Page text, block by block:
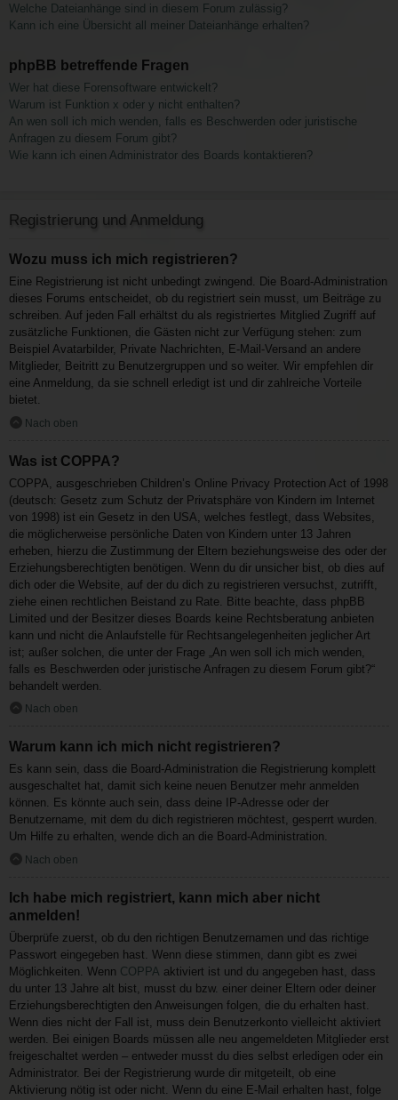
Welche Dateianhänge sind in diesem Forum zulässig?
Kann ich eine Übersicht all meiner Dateianhänge erhalten?
phpBB betreffende Fragen
Wer hat diese Forensoftware entwickelt?
Warum ist Funktion x oder y nicht enthalten?
An wen soll ich mich wenden, falls es Beschwerden oder juristische
Anfragen zu diesem Forum gibt?
Wie kann ich einen Administrator des Boards kontaktieren?
Registrierung und Anmeldung
Wozu muss ich mich registrieren?
Eine Registrierung ist nicht unbedingt zwingend. Die Board-Administration
dieses Forums entscheidet, ob du registriert sein musst, um Beiträge zu
schreiben. Auf jeden Fall erhältst du als registriertes Mitglied Zugriff auf
zusätzliche Funktionen, die Gästen nicht zur Verfügung stehen: zum
Beispiel Avatarbilder, Private Nachrichten, E-Mail-Versand an andere
Mitglieder, Beitritt zu Benutzergruppen und so weiter. Wir empfehlen dir
eine Anmeldung, da sie schnell erledigt ist und dir zahlreiche Vorteile
bietet.
Nach oben
Was ist COPPA?
COPPA, ausgeschrieben Children’s Online Privacy Protection Act of 1998
(deutsch: Gesetz zum Schutz der Privatsphäre von Kindern im Internet
von 1998) ist ein Gesetz in den USA, welches festlegt, dass Websites,
die möglicherweise persönliche Daten von Kindern unter 13 Jahren
erheben, hierzu die Zustimmung der Eltern beziehungsweise des oder der
Erziehungsberechtigten benötigen. Wenn du dir unsicher bist, ob dies auf
dich oder die Website, auf der du dich zu registrieren versuchst, zutrifft,
ziehe einen rechtlichen Beistand zu Rate. Bitte beachte, dass phpBB
Limited und der Besitzer dieses Boards keine Rechtsberatung anbieten
kann und nicht die Anlaufstelle für Rechtsangelegenheiten jeglicher Art
ist; außer solchen, die unter der Frage „An wen soll ich mich wenden,
falls es Beschwerden oder juristische Anfragen zu diesem Forum gibt?“
behandelt werden.
Nach oben
Warum kann ich mich nicht registrieren?
Es kann sein, dass die Board-Administration die Registrierung komplett
ausgeschaltet hat, damit sich keine neuen Benutzer mehr anmelden
können. Es könnte auch sein, dass deine IP-Adresse oder der
Benutzername, mit dem du dich registrieren möchtest, gesperrt wurden.
Um Hilfe zu erhalten, wende dich an die Board-Administration.
Nach oben
Ich habe mich registriert, kann mich aber nicht
anmelden!
Überprüfe zuerst, ob du den richtigen Benutzernamen und das richtige
Passwort eingegeben hast. Wenn diese stimmen, dann gibt es zwei
Möglichkeiten. Wenn COPPA aktiviert ist und du angegeben hast, dass
du unter 13 Jahre alt bist, musst du bzw. einer deiner Eltern oder deiner
Erziehungsberechtigten den Anweisungen folgen, die du erhalten hast.
Wenn dies nicht der Fall ist, muss dein Benutzerkonto vielleicht aktiviert
werden. Bei einigen Boards müssen alle neu angemeldeten Mitglieder erst
freigeschaltet werden – entweder musst du dies selbst erledigen oder ein
Administrator. Bei der Registrierung wurde dir mitgeteilt, ob eine
Aktivierung nötig ist oder nicht. Wenn du eine E-Mail erhalten hast, folge